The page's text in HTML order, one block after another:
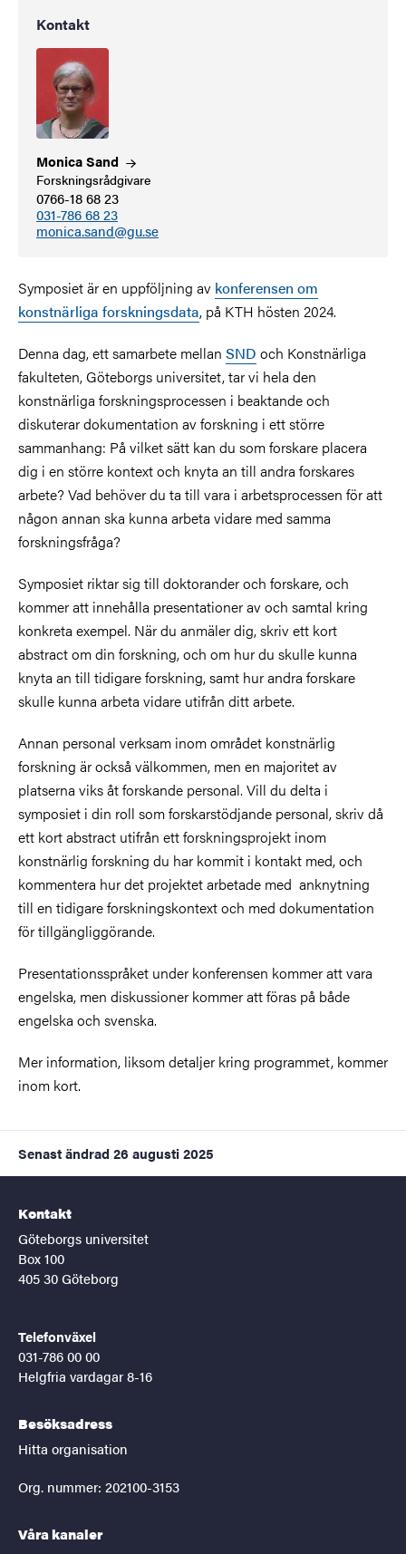
Kontakt
MonicaSand
Forskningsrådgivare
0766-18 68 23
031-786 68 23
monica.sand@gu.se
Symposiet är en uppföljning av konferensen om
konstnärliga forskningsdata, på KTH hösten 2024.
Denna dag, ett samarbete mellan SND och Konstnärliga
fakulteten, Göteborgs universitet, tar vi hela den
konstnärliga forskningsprocessen i beaktande och
diskuterar dokumentation av forskning i ett större
sammanhang: På vilket sätt kan du som forskare placera
dig i en större kontext och knyta an till andra forskares
arbete? Vad behöver du ta till vara i arbetsprocessen för att
någon annan ska kunna arbeta vidare med samma
forskningsfråga?
Symposiet riktar sig till doktorander och forskare, och
kommer att innehålla presentationer av och samtal kring
konkreta exempel. När du anmäler dig, skriv ett kort
abstract om din forskning, och om hur du skulle kunna
knyta an till tidigare forskning, samt hur andra forskare
skulle kunna arbeta vidare utifrån ditt arbete.
Annan personal verksam inom området konstnärlig
forskning är också välkommen, men en majoritet av
platserna viks åt forskande personal. Vill du delta i
symposiet i din roll som forskarstödjande personal, skriv då
ett kort abstract utifrån ett forskningsprojekt inom
konstnärlig forskning du har kommit i kontakt med, och
kommentera hur det projektet arbetade med anknytning
till en tidigare forskningskontext och med dokumentation
för tillgängliggörande.
Presentationsspråket under konferensen kommer att vara
engelska, men diskussioner kommer att föras på både
engelska och svenska.
Mer information, liksom detaljer kring programmet, kommer
inom kort.
Senast ändrad 26 augusti 2025
Kontakt
Göteborgs universitet
Box 100
405 30 Göteborg
Telefonväxel
031-786 00 00
Helgfria vardagar 8-16
Besöksadress
Hitta organisation
Org. nummer: 202100-3153
Våra kanaler